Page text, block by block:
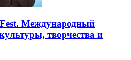
Международный
творчества и